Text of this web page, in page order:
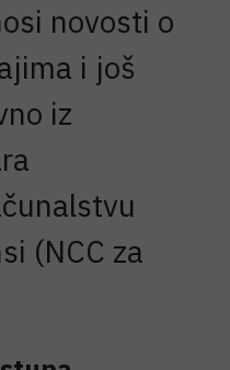
novosti o
i još
iz
(NCC za